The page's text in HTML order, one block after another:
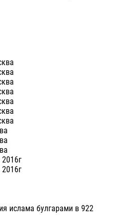
ислама булгарами в 922